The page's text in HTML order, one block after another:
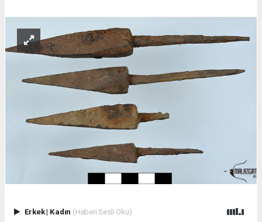
Erkek| Kadın (Haberi Sesli Oku)